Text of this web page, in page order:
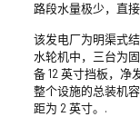
路段水量极少，直
该发电厂为明渠式
水轮机中，三台为
备 12 英寸挡板，净
整个设施的总装机
距为 2 英寸。.